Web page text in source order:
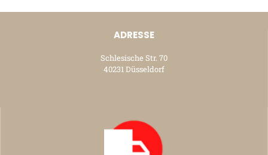
ADRESSE
Schlesische Str. 70
40231 Düsseldorf